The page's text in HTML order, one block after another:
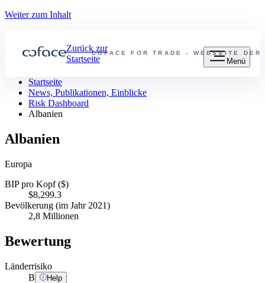
Weiter zum Inhalt
COFACE FOR TRADE - WEBSEITE DER
Zurück zur
Startseite
Menü
Startseite
News, Publikationen, Einblicke
Risk Dashboard
Albanien
Albanien
Europa
BIP pro Kopf ($)
$8,299.3
Bevölkerung (im Jahr 2021)
2,8 Millionen
Bewertung
Länderrisiko
B
Help